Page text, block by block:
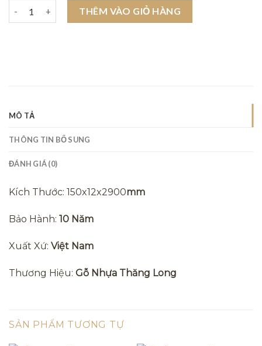
Tấm ốp lam sóng nhựa giả gỗ ốp tường trần 152x12x2900mm
THÊM VÀO GIỎ HÀNG
MÔ TẢ
THÔNG TIN BỔ SUNG
ĐÁNH GIÁ (0)
Kích Thước: 150x12x2900mm
Bảo Hành: 10 Năm
Xuất Xứ: Việt Nam
Thương Hiệu: Gỗ Nhựa Thăng Long
SẢN PHẨM TƯƠNG TỰ